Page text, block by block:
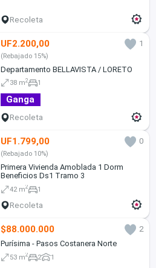
Recoleta
UF2.200,00 1
(Rebajado 15%)
Departamento BELLAVISTA / LORETO
38 m2 1
Ganga
Recoleta
UF1.799,00 0
(Rebajado 10%)
Primera Vivienda Amoblada 1 Dorm
Beneficios Ds1 Tramo 3
42 m2 1
Recoleta
$88.000.000
2
Purísima - Pasos Costanera Norte
53 m2 2 1